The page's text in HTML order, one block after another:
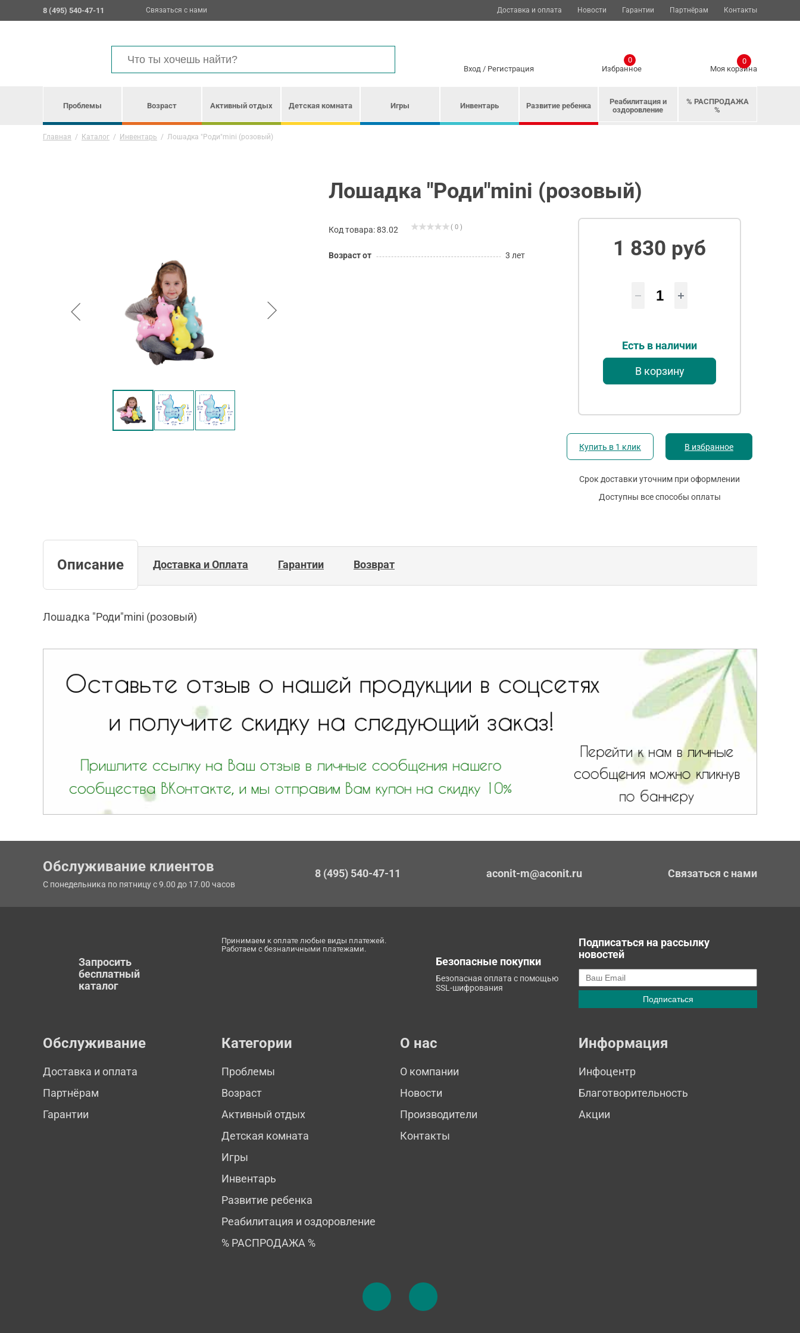
8 (495) 540-47-11 Связаться с нами Доставка и оплата Новости Гарантии Партнёрам Контакты
Вход/ Регистрация Избранное
0
Моя корзина
0
Проблемы Возраст Активный отдых Детская комната Игры Инвентарь Развитие ребенка
Реабилитация и
оздоровление
% РАСПРОДАЖА
%
Главная / Каталог / Инвентарь / Лошадка "Роди"mini (розовый)
Лошадка "Роди"mini (розовый)
Код товара: 83.02 ( 0 )
Возраст от 3 лет 1 830 руб
Есть в наличии
В корзину
Купить в 1 клик В избранное
Срок доставки уточним при оформлении
Доступны все способы оплаты
Описание Доставка и Оплата Гарантии Возврат
Лошадка "Роди"mini (розовый)
Обслуживание клиентов
С понедельника по пятницу с 9.00 до 17.00 часов
8 (495) 540-47-11 aconit-m@aconit.ru Связаться с нами
Запросить
бесплатный
каталог
Принимаем к оплате любые виды платежей.
Работаем с безналичными платежами.
Безопасные покупки
Безопасная оплата с помощью
SSL-шифрования
Подписаться на рассылку
новостей
Обслуживание
Доставка и оплата
Партнёрам
Гарантии
Категории
Проблемы
Возраст
Активный отдых
Детская комната
Игры
Инвентарь
Развитие ребенка
Реабилитация и оздоровление
% РАСПРОДАЖА %
О нас
О компании
Новости
Производители
Контакты
Информация
Инфоцентр
Благотворительность
Акции